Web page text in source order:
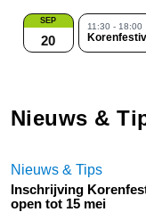
SEP
20
11:30 - 18:00
Nieuws &
Nieuws & Tips
Inschrijving
open tot 15 mei